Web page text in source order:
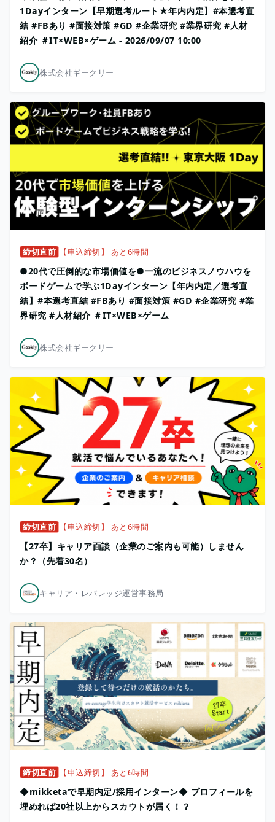
1Dayインターン【早期選考ルート★年内内定】#本選考直
結 #FBあり #面接対策 #GD #企業研究 #業界研究 #人材
紹介 ＃IT×WEB×ゲーム - 2026/09/07 10:00
株式会社ギークリー
締切直前 【申込締切】 あと6時間
●20代で圧倒的な市場価値を●一流のビジネスノウハウを
ボードゲームで学ぶ1Dayインターン【年内内定／選考直
結】#本選考直結 #FBあり #面接対策 #GD #企業研究 #業
界研究 #人材紹介 ＃IT×WEB×ゲーム
株式会社ギークリー
締切直前 【申込締切】 あと6時間
【27卒】キャリア面談（企業のご案内も可能）しません
か？（先着30名）
キャリア・レバレッジ運営事務局
締切直前 【申込締切】 あと6時間
◆mikketaで早期内定/採用インターン◆ プロフィールを
埋めれば20社以上からスカウトが届く！？